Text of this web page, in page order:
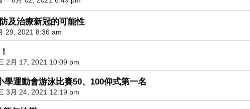
及治療新冠的可能性
29, 2021 8:36 am
2月 17, 2021 10:09 pm
學運動會游泳比賽50、100仰式第一名
3月 24, 2021 12:19 pm